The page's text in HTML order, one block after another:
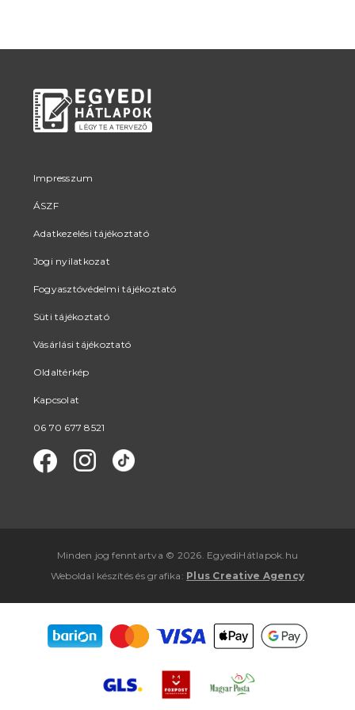
Impresszum
ÁSZF
Adatkezelési tájékoztató
Jogi nyilatkozat
Fogyasztóvédelmi tájékoztató
Süti tájékoztató
Vásárlási tájékoztató
Oldaltérkép
Kapcsolat
06 70 677 8521
Minden jog fenntartva © 2026. EgyediHátlapok.hu
Weboldal készítés ésgrafika : Plus Creative Agency